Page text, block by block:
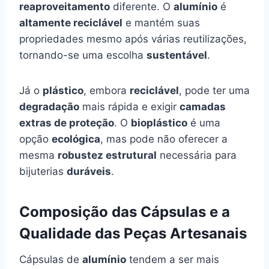
reaproveitamento diferente. O alumínio é
altamente reciclável e mantém suas
propriedades mesmo após várias reutilizações,
tornando-se uma escolha sustentável.
Já o plástico, embora reciclável, pode ter uma
degradação mais rápida e exigir camadas
extras de proteção. O bioplástico é uma
opção ecológica, mas pode não oferecer a
mesma robustez estrutural necessária para
bijuterias duráveis.
Composição das Cápsulas e a
Qualidade das Peças Artesanais
Cápsulas de alumínio tendem a ser mais